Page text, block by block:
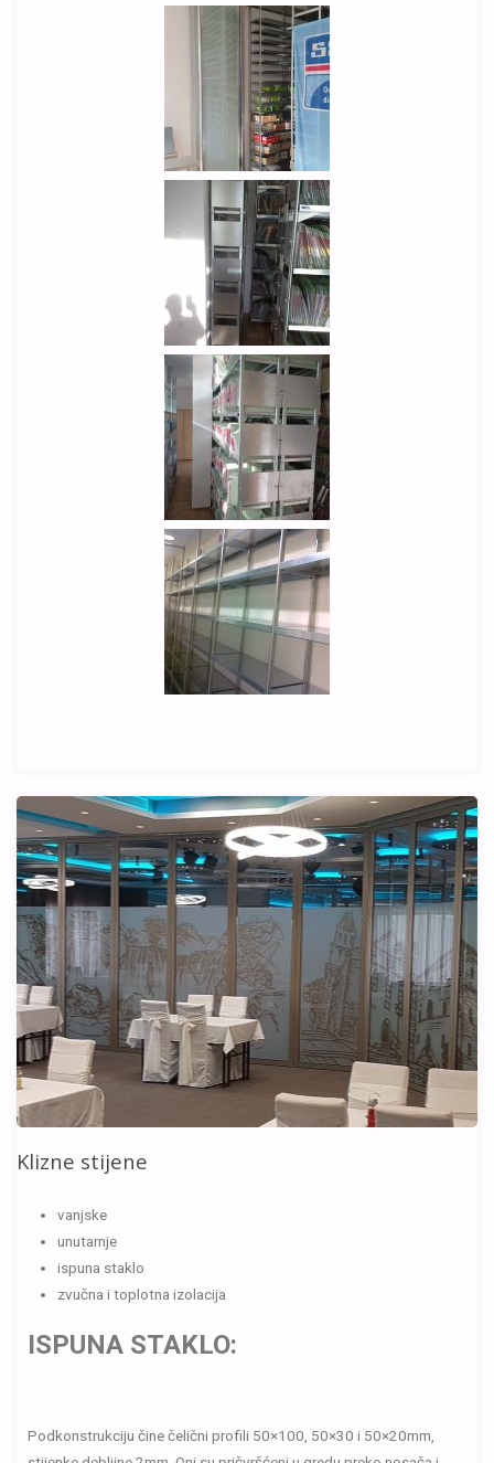
Klizne stijene
vanjske
unutarnje
ispuna staklo
zvučna i toplotna izolacija
ISPUNA STAKLO:
Podkonstrukciju čine čelični profili 50×100, 50×30 i 50×20mm,